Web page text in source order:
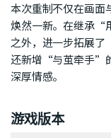
本次重制不仅在画面
焕然一新。在继承“
之外，进一步拓展
还新增“与茧牵手”
深厚情感。
游戏版本